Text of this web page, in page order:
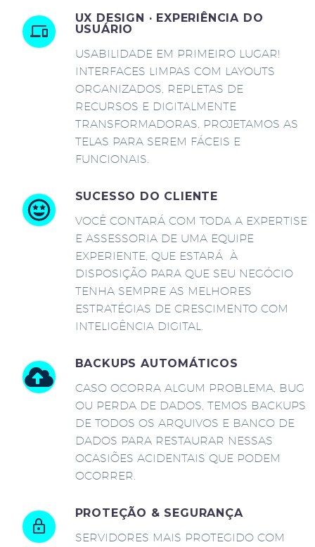
UX DESIGN · EXPERIÊNCIA DO
USUÁRIO
USABILIDADE EM PRIMEIRO LUGAR!
INTERFACES LIMPAS COM LAYOUTS
ORGANIZADOS, REPLETAS DE
RECURSOS E DIGITALMENTE
TRANSFORMADORAS. PROJETAMOS AS
TELAS PARA SEREM FÁCEIS E
FUNCIONAIS.
SUCESSO DO CLIENTE
VOCÊ CONTARÁ COM TODA A EXPERTISE
E ASSESSORIA DE UMA EQUIPE
EXPERIENTE, QUE ESTARÁ À
DISPOSIÇÃO PARA QUE SEU NEGÓCIO
TENHA SEMPRE AS MELHORES
ESTRATÉGIAS DE CRESCIMENTO COM
INTELIGÊNCIA DIGITAL.
BACKUPS AUTOMÁTICOS
CASO OCORRA ALGUM PROBLEMA, BUG
OU PERDA DE DADOS, TEMOS BACKUPS
DE TODOS OS ARQUIVOS E BANCO DE
DADOS PARA RESTAURAR NESSAS
OCASIÕES ACIDENTAIS QUE PODEM
OCORRER.
PROTEÇÃO & SEGURANÇA
SERVIDORES MAIS PROTEGIDO COM